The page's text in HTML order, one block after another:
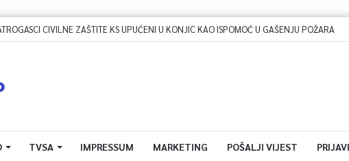
TVSA IMPRESSUM MARKETING POŠALJI VIJEST